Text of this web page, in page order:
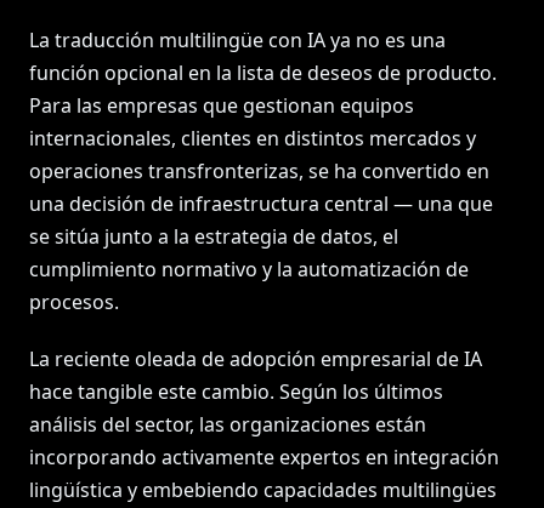
La traducción multilingüe con IA ya no es una
función opcional en la lista de deseos de producto.
Para las empresas que gestionan equipos
internacionales, clientes en distintos mercados y
operaciones transfronterizas, se ha convertido en
una decisión de infraestructura central — una que
se sitúa junto a la estrategia de datos, el
cumplimiento normativo y la automatización de
procesos.
La reciente oleada de adopción empresarial de IA
hace tangible este cambio. Según los últimos
análisis del sector, las organizaciones están
incorporando activamente expertos en integración
lingüística y embebiendo capacidades multilingües